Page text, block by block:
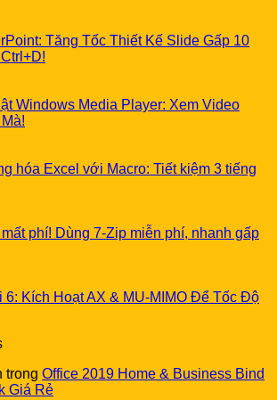
Tăng Tốc Thiết Kế Slide Gấp 10
Windows Media Player: Xem Video
hóa Excel với Macro: Tiết kiệm 3 tiếng
phí! Dùng 7-Zip miễn phí, nhanh gấp
6: Kích Hoạt AX & MU-MIMO Để Tốc Độ
trong Office 2019 Home & Business Bind
Giá Rẻ